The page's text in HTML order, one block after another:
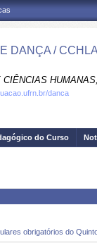
DANÇA /
CIÊNCIAS
danca
do Curso
obrigatórios do